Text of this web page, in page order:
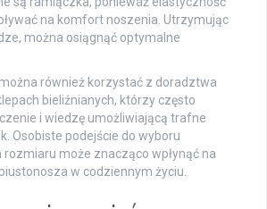
na komfort noszenia. Utrzymując
można osiągnąć optymalne
również korzystać z doradztwa
bieliźnianych, którzy często
i wiedzę umożliwiającą trafne
Osobiste podejście do wyboru
może znacząco wpłynąć na
w codziennym życiu.